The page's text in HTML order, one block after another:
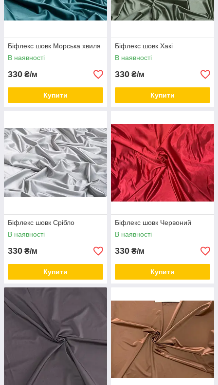
Біфлекс шовк Морська хвиля
В наявності
330 ₴/м
Купити
Біфлекс шовк Хакі
В наявності
330 ₴/м
Купити
Біфлекс шовк Срібло
В наявності
330 ₴/м
Купити
Біфлекс шовк Червоний
В наявності
330 ₴/м
Купити